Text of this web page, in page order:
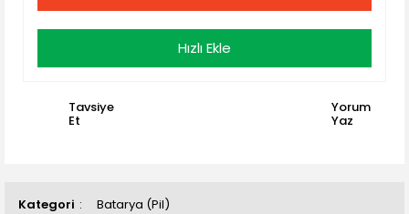
Kategori Batarya (Pil)
Hızlı Ekle
Tavsiye
Et
Yorum
Yaz